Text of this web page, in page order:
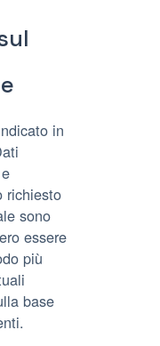
in
richiesto
sono
essere
più
base